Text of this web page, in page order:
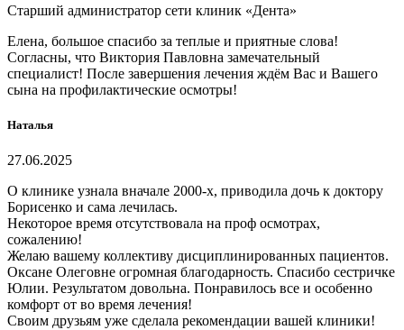
Старший администратор сети клиник «Дента»
Елена, большое спасибо за теплые и приятные слова!
Согласны, что Виктория Павловна замечательный
специалист! После завершения лечения ждём Вас и Вашего
сына на профилактические осмотры!
Наталья
27.06.2025
О клинике узнала вначале 2000-х, приводила дочь к доктору
Борисенко и сама лечилась.
Некоторое время отсутствовала на проф осмотрах,
сожалению!
Желаю вашему коллективу дисциплинированных пациентов.
Оксане Олеговне огромная благодарность. Спасибо сестричке
Юлии. Результатом довольна. Понравилось все и особенно
комфорт от во время лечения!
Своим друзьям уже сделала рекомендации вашей клиники!